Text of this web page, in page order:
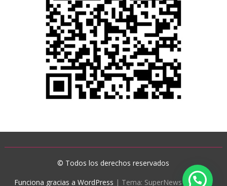
© Todos los derechos reservados
Funciona gracias a WordPress | Tema: SuperNews deAcme